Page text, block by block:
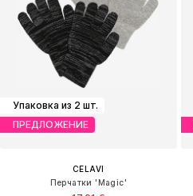
Упаковка из 2 шт.
ПРЕДЛОЖЕНИЕ
CELAVI
Перчатки 'Magic'